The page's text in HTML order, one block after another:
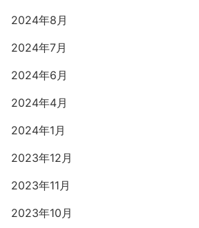
2024年8月
2024年7月
2024年6月
2024年4月
2024年1月
2023年12月
2023年11月
2023年10月